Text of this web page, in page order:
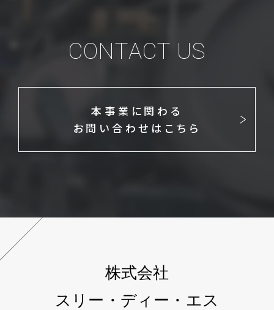
CONTACT US
本事業に関わる
お問い合わせはこちら
株式会社
スリー・ディー・エス